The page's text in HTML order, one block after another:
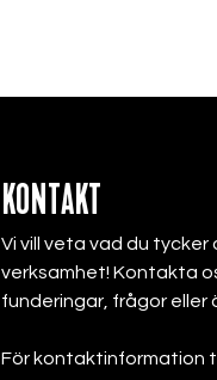
KONTAKT
Vi vill veta vad du tycker
verksamhet! Kontakta
funderingar, frågor eller
För kontaktinformation